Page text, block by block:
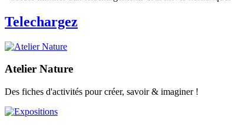
Telechargez
Atelier Nature
Des fiches d'activités pour créer, savoir & imaginer !